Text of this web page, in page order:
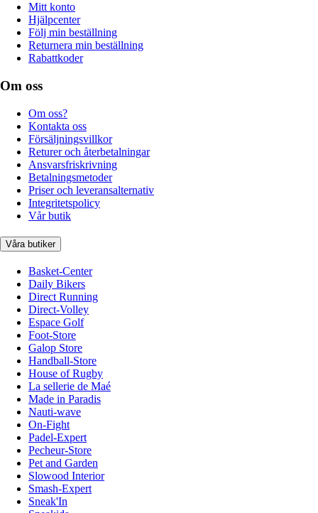
Mitt konto
Hjälpcenter
Följ min beställning
Returnera min beställning
Rabattkoder
Om oss
Om oss?
Kontakta oss
Försäljningsvillkor
Returer och återbetalningar
Ansvarsfriskrivning
Betalningsmetoder
Priser och leveransalternativ
Integritetspolicy
Vår butik
Våra butiker
Basket-Center
Daily Bikers
Direct Running
Direct-Volley
Espace Golf
Foot-Store
Galop Store
Handball-Store
House of Rugby
La sellerie de Maé
Made in Paradis
Nauti-wave
On-Fight
Padel-Expert
Pecheur-Store
Pet and Garden
Slowood Interior
Smash-Expert
Sneak'In